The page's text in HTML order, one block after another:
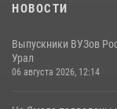
НОВОСТИ
Выпускники ВУЗов
Урал
06 августа 2026, 12:14